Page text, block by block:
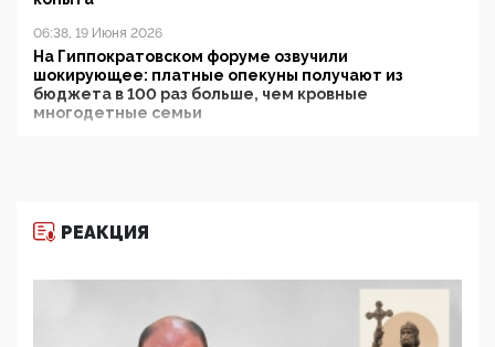
06:38, 19 Июня 2026
На Гиппократовском форуме озвучили
шокирующее: платные опекуны получают из
бюджета в 100 раз больше, чем кровные
многодетные семьи
11:53, 09 Июня 2026
деятельность ИИТО ЮНЕСКО в России, но
цифроглобалисты продолжают определять
повестку в образовании
РЕАКЦИЯ